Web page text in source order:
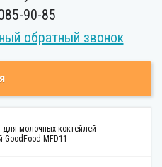
90-85
обратный звонок
для молочных коктейлей
MFD11